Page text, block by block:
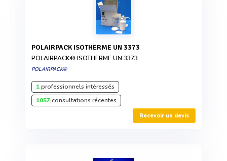
POLAIRPACK ISOTHERME UN 3373
POLAIRPACK® ISOTHERME UN 3373
POLAIRPACK®
1professionnels intéressés
1057consultations récentes
Recevoir un devis